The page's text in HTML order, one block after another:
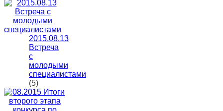
2015.08.13
Встреча
с
молодыми
специалистами
(5)